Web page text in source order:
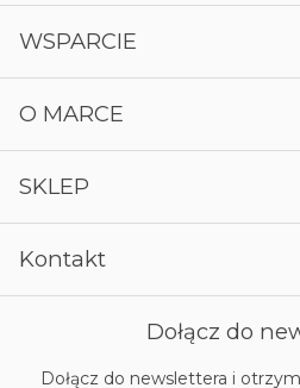
WSPARCIE
O MARCE
SKLEP
Kontakt
Dołącz do
Dołącz do newslettera i